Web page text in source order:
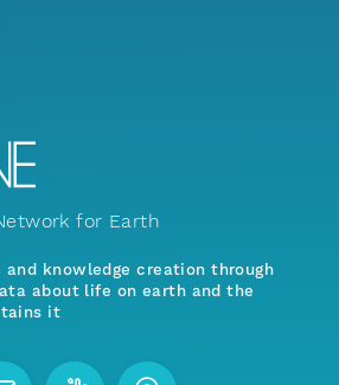
for Earth
and knowledge creation through
about life on earth and the
it